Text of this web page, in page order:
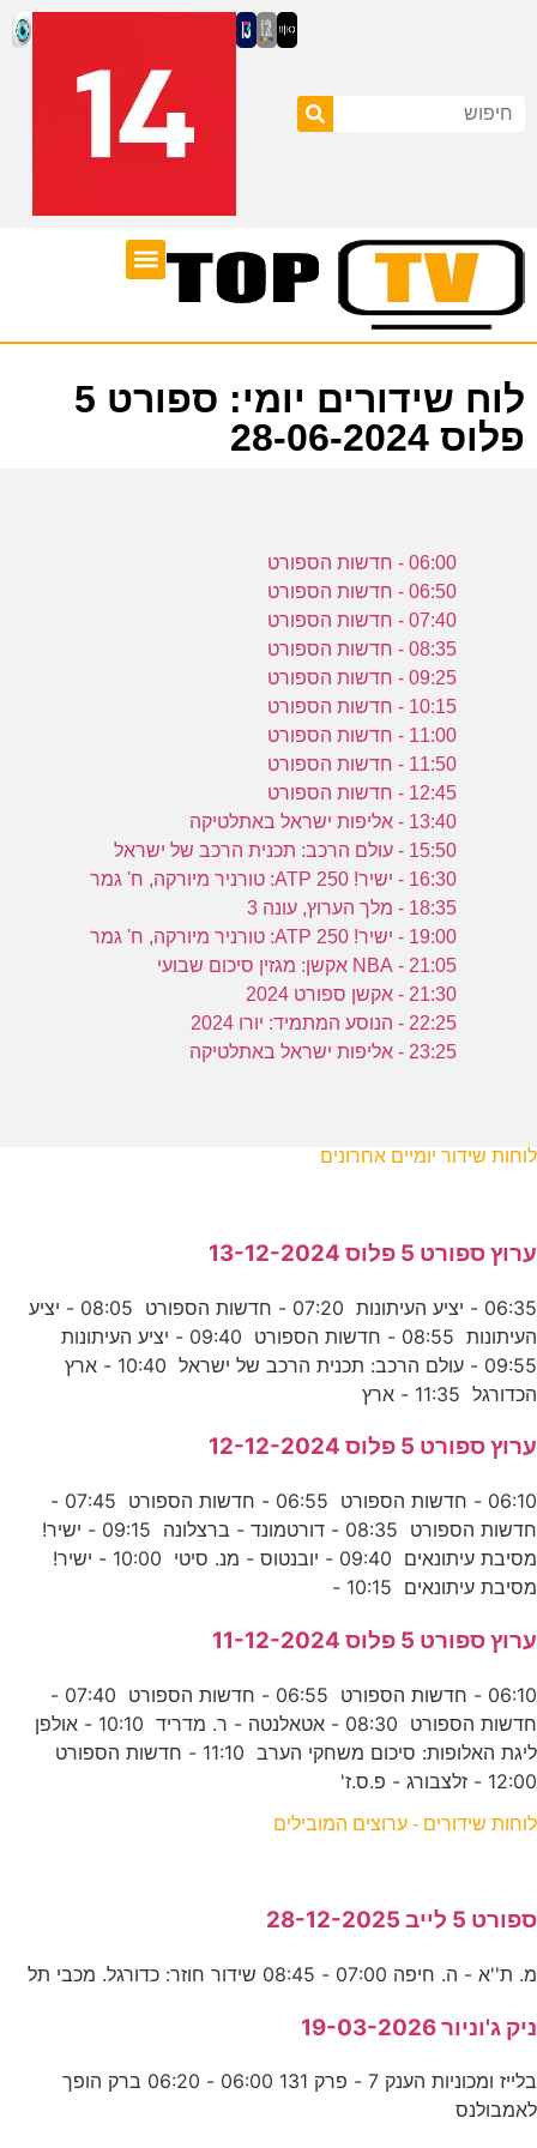
לוח שידורים יומי: ספורט 5
פלוס 28-06-2024
06:00 - חדשות הספורט
06:50 - חדשות הספורט
07:40 - חדשות הספורט
08:35 - חדשות הספורט
09:25 - חדשות הספורט
10:15 - חדשות הספורט
11:00 - חדשות הספורט
11:50 - חדשות הספורט
12:45 - חדשות הספורט
13:40 - אליפות ישראל באתלטיקה
15:50 - עולם הרכב: תכנית הרכב של ישראל
16:30 - ישיר! ATP 250: טורניר מיורקה, ח' גמר
18:35 - מלך הערוץ, עונה 3
19:00 - ישיר! ATP 250: טורניר מיורקה, ח' גמר
21:05 - NBA אקשן: מגזין סיכום שבועי
21:30 - אקשן ספורט 2024
22:25 - הנוסע המתמיד: יורו 2024
23:25 - אליפות ישראל באתלטיקה
לוחות שידור יומיים אחרונים
ערוץ ספורט 5 פלוס 13-12-2024
06:35 - יציע העיתונות 07:20 - חדשות הספורט 08:05 - יציע
העיתונות 08:55 - חדשות הספורט 09:40 - יציע העיתונות
09:55 - עולם הרכב: תכנית הרכב של ישראל 10:40 - ארץ
הכדורגל 11:35 - ארץ
ערוץ ספורט 5 פלוס 12-12-2024
06:10 - חדשות הספורט 06:55 - חדשות הספורט 07:45 -
חדשות הספורט 08:35 - דורטמונד - ברצלונה 09:15 - ישיר!
מסיבת עיתונאים 09:40 - יובנטוס - מנ. סיטי 10:00 - ישיר!
מסיבת עיתונאים 10:15 -
ערוץ ספורט 5 פלוס 11-12-2024
06:10 - חדשות הספורט 06:55 - חדשות הספורט 07:40 -
חדשות הספורט 08:30 - אטאלנטה - ר. מדריד 10:10 - אולפן
ליגת האלופות: סיכום משחקי הערב 11:10 - חדשות הספורט
12:00 - זלצבורג - פ.ס.ז'
לוחות שידורים - ערוצים המובילים
ספורט 5 לייב 28-12-2025
מ. ת''א - ה. חיפה 07:00 - 08:45 שידור חוזר: כדורגל. מכבי תל
ניק ג'וניור 19-03-2026
בלייז ומכוניות הענק 7 - פרק 131 06:00 - 06:20 ברק הופך
לאמבולנס